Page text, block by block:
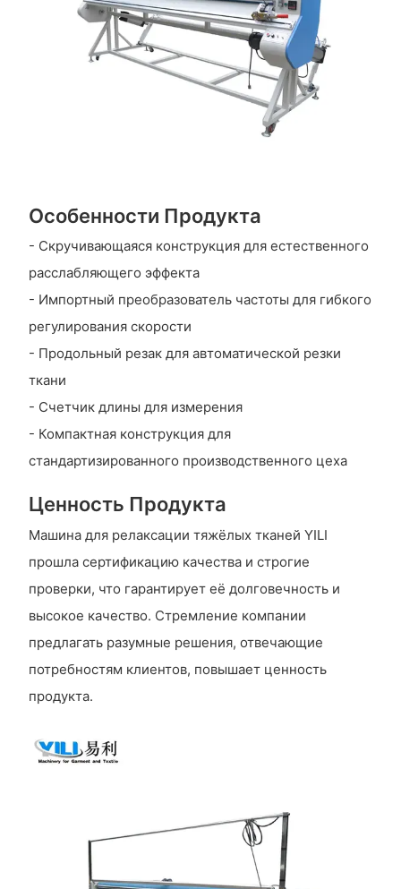
Особенности Продукта
- Скручивающаяся конструкция для естественного
расслабляющего эффекта
- Импортный преобразователь частоты для гибкого
регулирования скорости
- Продольный резак для автоматической резки
ткани
- Счетчик длины для измерения
- Компактная конструкция для
стандартизированного производственного цеха
Ценность Продукта
Машина для релаксации тяжёлых тканей YILI
прошла сертификацию качества и строгие
проверки, что гарантирует её долговечность и
высокое качество. Стремление компании
предлагать разумные решения, отвечающие
потребностям клиентов, повышает ценность
продукта.